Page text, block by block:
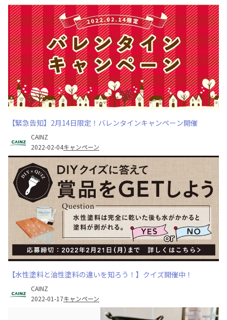
【緊急告知】2月14日限定！バレンタインキャンペーン開催
CAINZ
2022-02-04キャンペーン
【水性塗料と油性塗料の違いを知ろう！】クイズ開催中！
CAINZ
2022-01-17キャンペーン